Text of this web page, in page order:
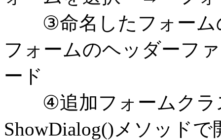
③命名したフォーム
フォームのヘッダーフ
ード
④追加フォームクラ
ShowDialog()メソッドで